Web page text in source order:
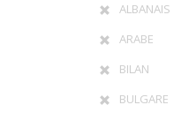
ALBANAIS
ARABE
BILAN
BULGARE